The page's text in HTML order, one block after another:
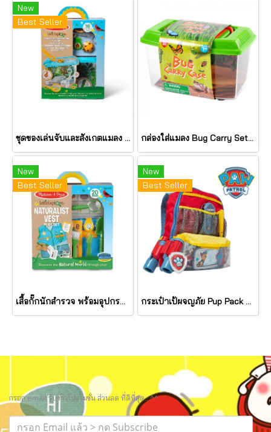
New
Best Seller
ชุดของเล่นจับและสังเกตแมลง Let's Explore Terrarium Observations Play Set รุ่น 30827 ยี่ห้อ Melissa & Doug กล่องใส่แมลง Bug Carry Set (รุ่น 5730) ยี่ห้อ PLAYGO
New
Best Seller
เสื้อกั๊กนักสำรวจ พร้อมอุปกรณ์ Let's Explore Naturalist Vest Play Set รุ่น 30805 ยี่ห้อ Melissa & Doug
New
Best Seller
กระเป๋าเป้ผจญภัย Pup Pack Backpack Role Play Set รุ่น 33271 ยี่ห้อ Melissa & Doug
กรอก email รับข่าวโปรโมชั่น ส่วนลด ที่ดีที่สุด.. ^^